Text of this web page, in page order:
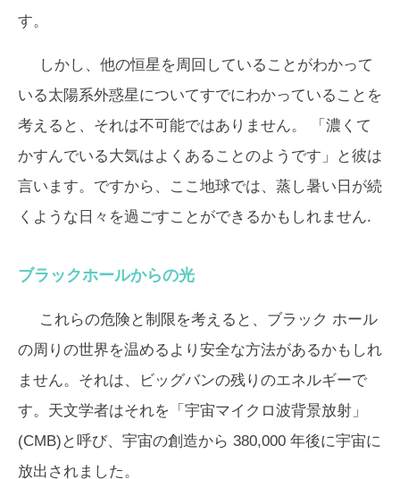
す。
しかし、他の恒星を周回していることがわかって
いる太陽系外惑星についてすでにわかっていることを
考えると、それは不可能ではありません。 「濃くて
かすんでいる大気はよくあることのようです」と彼は
言います。ですから、ここ地球では、蒸し暑い日が続
くような日々を過ごすことができるかもしれません.
ブラックホールからの光
これらの危険と制限を考えると、ブラック ホール
の周りの世界を温めるより安全な方法があるかもしれ
ません。それは、ビッグバンの残りのエネルギーで
す。天文学者はそれを「宇宙マイクロ波背景放射」
(CMB)と呼び、宇宙の創造から 380,000 年後に宇宙に
放出されました。